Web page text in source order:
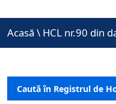
Acasă \ HCL nr.90 din
Caută în Registrul de